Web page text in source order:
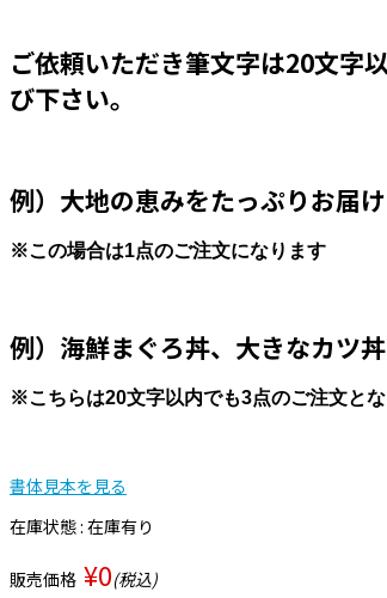
ご依頼いただき筆文字は20文字
び下さい。
例）大地の恵みをたっぷりお届
※この場合は1点のご注文になります
例）海鮮まぐろ丼、大きなカツ
※こちらは20文字以内でも3点のご注文と
書体見本を見る
在庫状態 : 在庫有り
販売価格 ¥0(税込)